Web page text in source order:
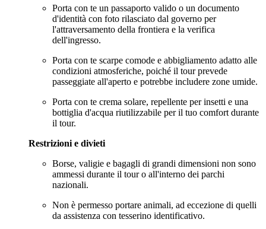
Porta con te un passaporto valido o un documento
d'identità con foto rilasciato dal governo per
l'attraversamento della frontiera e la verifica
dell'ingresso.
Porta con te scarpe comode e abbigliamento adatto alle
condizioni atmosferiche, poiché il tour prevede
passeggiate all'aperto e potrebbe includere zone umide.
Porta con te crema solare, repellente per insetti e una
bottiglia d'acqua riutilizzabile per il tuo comfort durante
il tour.
Restrizioni e divieti
Borse, valigie e bagagli di grandi dimensioni non sono
ammessi durante il tour o all'interno dei parchi
nazionali.
Non è permesso portare animali, ad eccezione di quelli
da assistenza con tesserino identificativo.